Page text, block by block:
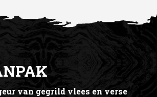
van gegrild vlees en verse